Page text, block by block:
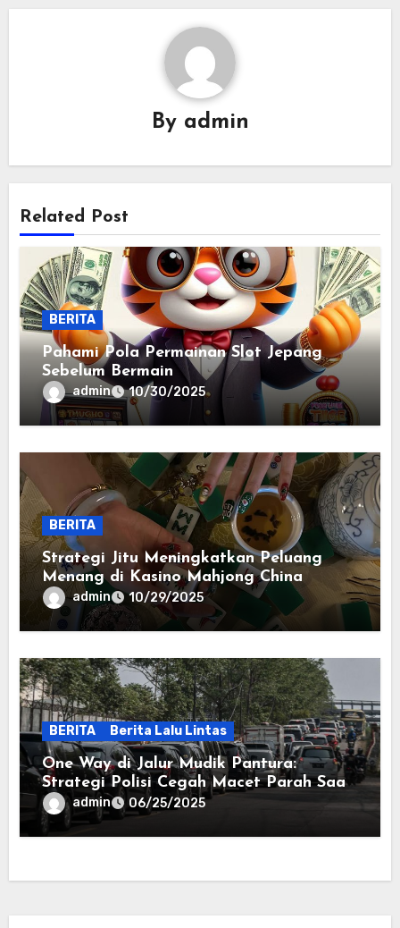
By admin
Related Post
BERITA
Pahami Pola Permainan Slot Jepang
Sebelum Bermain
admin 10/30/2025
BERITA
Strategi Jitu Meningkatkan Peluang
Menang di Kasino Mahjong China
admin 10/29/2025
BERITA Berita Lalu Lintas
One Way di Jalur Mudik Pantura:
Strategi Polisi Cegah Macet Parah Saat
Libur Lebaran
admin 06/25/2025